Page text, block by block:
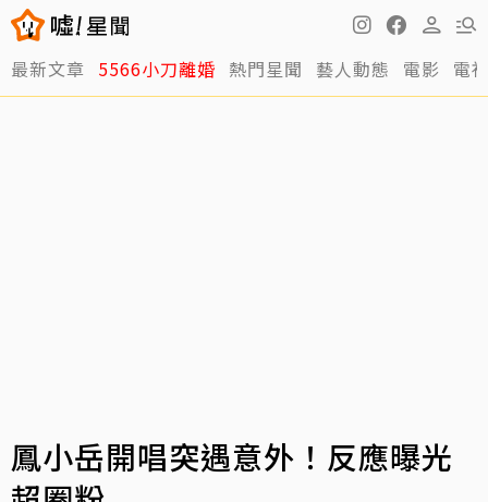
最新文章 5566小刀離婚 熱門星聞 藝人動態 電影 電
鳳小岳開唱突遇意外！反應曝光